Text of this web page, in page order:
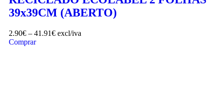
39x39CM (ABERTO)
2.90€ – 41.91€ excl/iva
Comprar